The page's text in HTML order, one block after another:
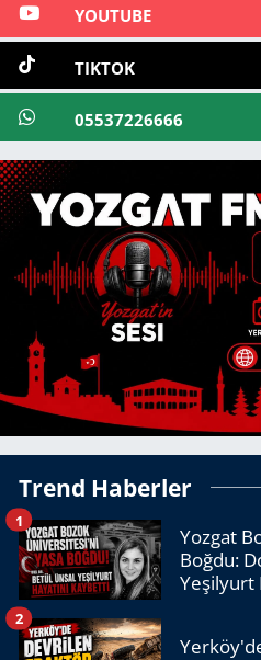
YOUTUBE
TIKTOK
05537226666
Trend Haberler
Yozgat
Boğdu:
Yeşilyurt
1
2